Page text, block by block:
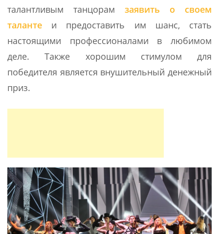
талантливым танцорам заявить о своем
таланте и предоставить им шанс, стать
настоящими профессионалами в любимом
деле. Также хорошим стимулом для
победителя является внушительный денежный
приз.